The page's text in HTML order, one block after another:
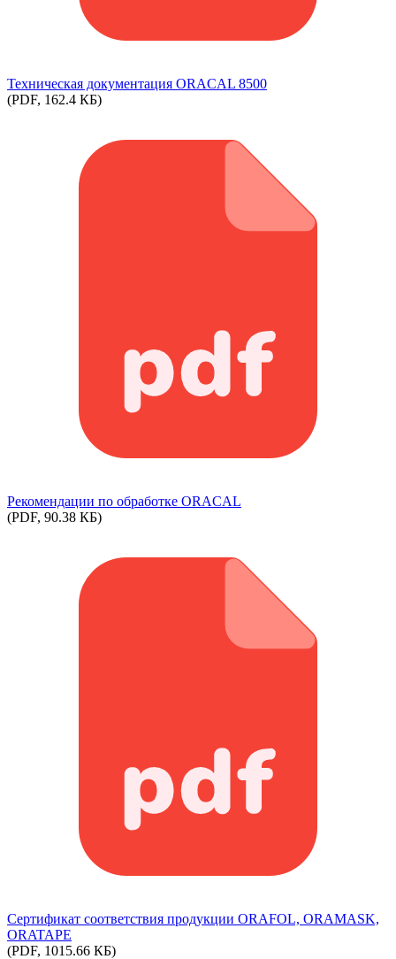
Техническая документация ORACAL 8500
(PDF, 162.4 КБ)
Рекомендации по обработке ORACAL
(PDF, 90.38 КБ)
Сертификат соответствия продукции ORAFOL, ORAMASK,
ORATAPE
(PDF, 1015.66 КБ)